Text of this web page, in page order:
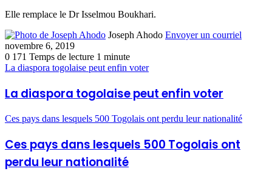
Elle remplace le Dr Isselmou Boukhari.
Joseph Ahodo Envoyer un courriel
novembre 6, 2019
0 171 Temps de lecture 1 minute
La diaspora togolaise peut enfin voter
La diaspora togolaise peut enfin voter
Ces pays dans lesquels 500 Togolais ont perdu leur nationalité
Ces pays dans lesquels 500 Togolais ont
perdu leur nationalité